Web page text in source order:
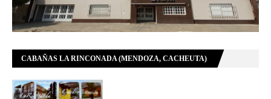
CABAÑAS LA RINCONADA (MENDOZA, CACHEUTA)